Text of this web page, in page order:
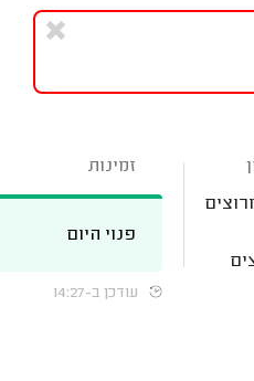
זמינות
פנוי היום
עודכן ב-14:27